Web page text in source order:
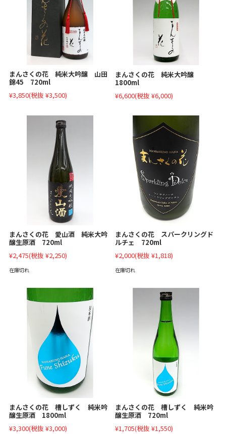
まんさくの花 純米大吟醸 山田
錦45 720ml
¥3,850(税抜 ¥3,500)
まんさくの花 純米大吟醸
1800ml
¥6,600(税抜 ¥6,000)
まんさくの花 愛山酒 純米大吟
醸生原酒 720ml
¥2,475(税抜 ¥2,250)
在庫切れ
まんさくの花 スパークリングド
ルチェ 720ml
¥2,000(税抜 ¥1,818)
在庫切れ
まんさくの花 槽しずく 純米吟
醸生原酒 1800ml
¥3,300(税抜 ¥3,000)
まんさくの花 槽しずく 純米吟
醸生原酒 720ml
¥1,705(税抜 ¥1,550)